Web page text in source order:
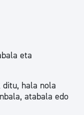
eta
hala nola
atabala edo